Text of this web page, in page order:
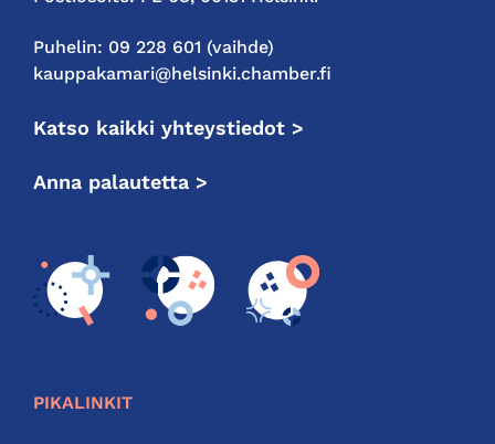
Puhelin: 09 228 601 (vaihde)
kauppakamari@helsinki.chamber.fi
Katso kaikki yhteystiedot >
Anna palautetta >
PIKALINKIT